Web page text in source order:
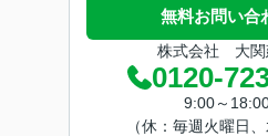
無料お問い合
株式会社 大関
0120-
9:00～
（休：毎週火曜日、